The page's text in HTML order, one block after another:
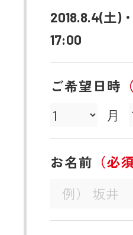
2018.8.4(土)
17:00
ご希望日時
月
お名前 （必